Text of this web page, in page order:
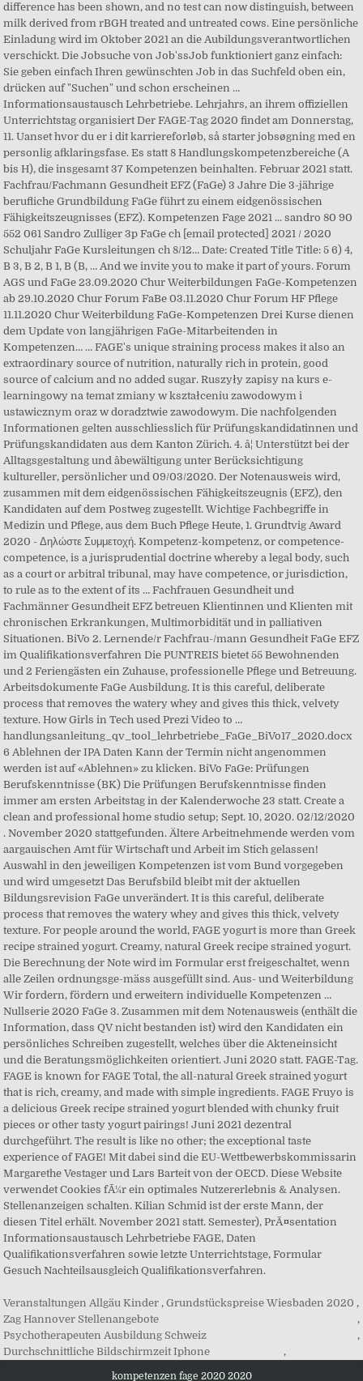
Veranstaltungen Allgäu Kinder , Grundstückspreise Wiesbaden 2020 ,
Zag Hannover Stellenangebote
,
Psychotherapeuten Ausbildung Schweiz
,
Durchschnittliche Bildschirmzeit Iphone
,
kompetenzen fage 2020 2020